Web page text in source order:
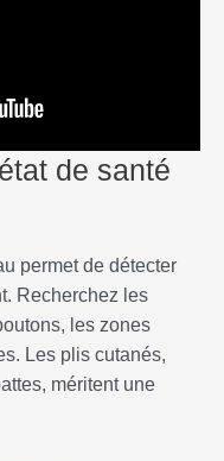
de santé
permet de détecter
Recherchez les
les zones
Les plis cutanés,
méritent une